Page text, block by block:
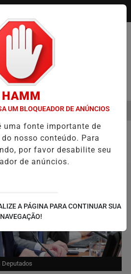
JACKSON PODE COMEÇAR A SER
MENU
Deputados
HAMM
UM BLOQUEADOR DE ANÚNCIOS
uma fonte importante de
nosso conteúdo. Para
por favor desabilite seu
de anúncios.
A PÁGINA PARA CONTINUAR SUA
NAVEGAÇÃO!